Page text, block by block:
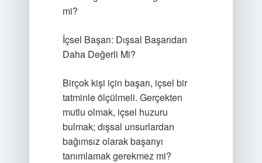
mi?
İçsel Başarı: Dışsal Başarıdan
Daha Değerli Mi?
Birçok kişi için başarı, içsel bir
tatminle ölçülmeli. Gerçekten
mutlu olmak, içsel huzuru
bulmak; dışsal unsurlardan
bağımsız olarak başarıyı
tanımlamak gerekmez mi?